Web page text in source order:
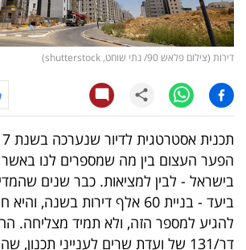
ויראלי
טלוויזיה
עסקי
ספורט
קריירה
ולימודים
מינויים
דירות (צילום פלאש 90/ נתי שוחט, shutterstock)
הפער העצום בין מה שמספרים לנו באשר
בישראל - לבין למציאות. כבר שנים
ביעד - בניית 60 אלף דירות בשנה,
להגיע למספר הזה, ולא תמיד מצליחה.
דר/131 של ועדת שרים לענייני